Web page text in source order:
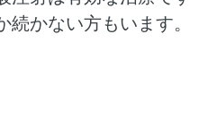
かない方もいます。